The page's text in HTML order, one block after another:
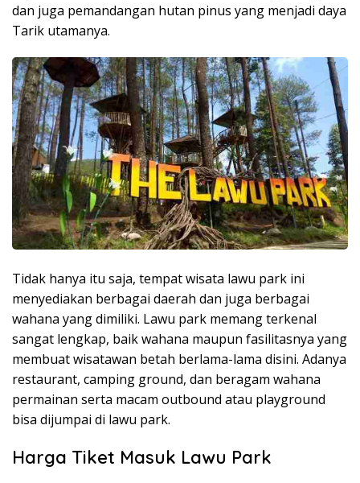
dan juga pemandangan hutan pinus yang menjadi daya
Tarik utamanya.
Tidak hanya itu saja, tempat wisata lawu park ini
menyediakan berbagai daerah dan juga berbagai
wahana yang dimiliki. Lawu park memang terkenal
sangat lengkap, baik wahana maupun fasilitasnya yang
membuat wisatawan betah berlama-lama disini. Adanya
restaurant, camping ground, dan beragam wahana
permainan serta macam outbound atau playground
bisa dijumpai di lawu park.
Harga Tiket Masuk Lawu Park